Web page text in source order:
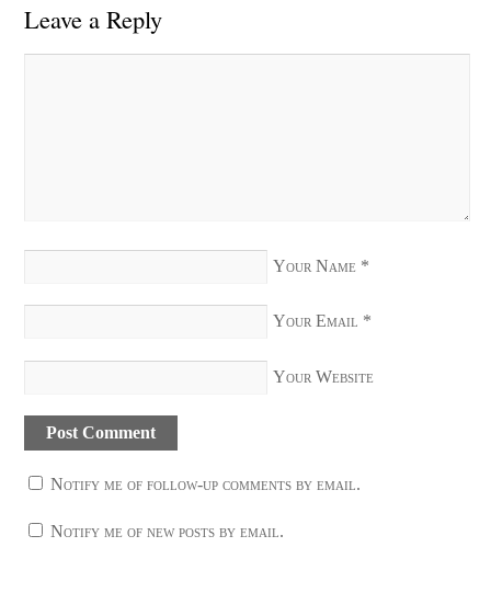
Leave a Reply
Your Name *
Your Email *
Your Website
Notify me of follow-up comments by email.
Notify me of new posts by email.